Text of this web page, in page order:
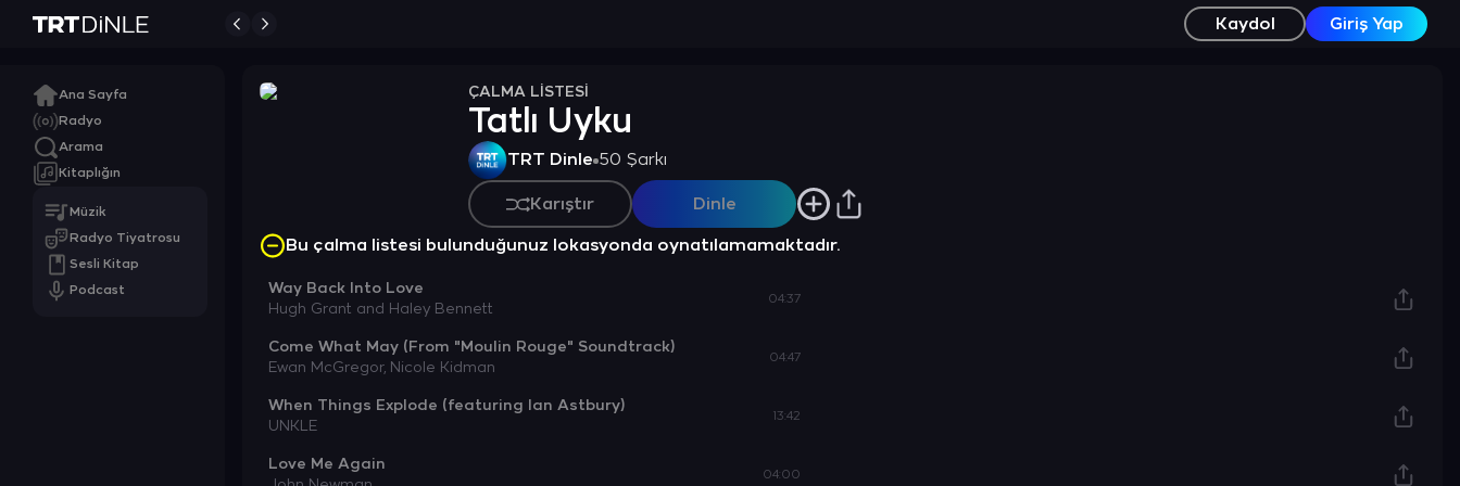
Kaydol Giriş Yap
Ana Sayfa
Radyo
Arama
Kitaplığın
Müzik
Radyo Tiyatrosu
Sesli Kitap
Podcast
ÇALMA LİSTESİ
Tatlı Uyku
TRT Dinle 50 Şarkı
Karıştır Dinle
Bu çalma listesi bulunduğunuz lokasyonda oynatılamamaktadır.
Way Back Into Love
Hugh Grant and Haley Bennett
04:37
Come What May (From "Moulin Rouge" Soundtrack)
Ewan McGregor, Nicole Kidman
04:47
When Things Explode (featuring Ian Astbury)
UNKLE
13:42
Love Me Again
04:00